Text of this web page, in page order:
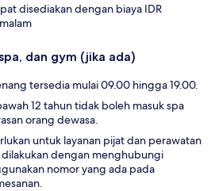
disediakan dengan biaya IDR
dan gym (jika ada)
tersedia mulai 09.00 hingga 19.00.
12 tahun tidak boleh masuk spa
orang dewasa.
untuk layanan pijat dan perawatan
dengan menghubungi
nomor yang ada pada